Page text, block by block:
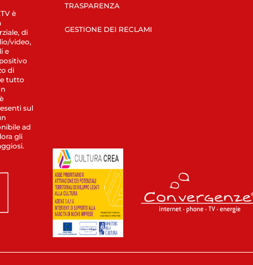
è
di
video,
e
di
tutto
sul
ad
gli
TRASPARENZA
GESTIONE DEI RECLAMI